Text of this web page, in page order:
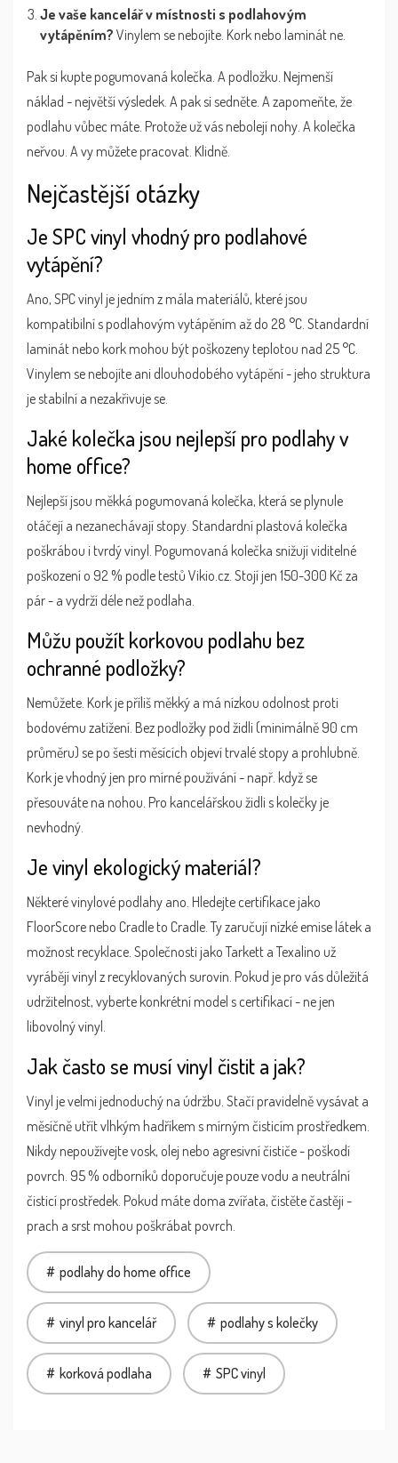
Je vaše kancelář v místnosti s podlahovým
vytápěním? Vinylem se nebojíte. Kork nebo laminát ne.
Pak si kupte pogumovaná kolečka. A podložku. Nejmenší
náklad - největší výsledek. A pak si sedněte. A zapomeňte, že
podlahu vůbec máte. Protože už vás nebolejí nohy. A kolečka
neřvou. A vy můžete pracovat. Klidně.
Nejčastější otázky
Je SPC vinyl vhodný pro podlahové
vytápění?
Ano, SPC vinyl je jedním z mála materiálů, které jsou
kompatibilní s podlahovým vytápěním až do 28 °C. Standardní
laminát nebo kork mohou být poškozeny teplotou nad 25 °C.
Vinylem se nebojíte ani dlouhodobého vytápění - jeho struktura
je stabilní a nezakřivuje se.
Jaké kolečka jsou nejlepší pro podlahy v
home office?
Nejlepší jsou měkká pogumovaná kolečka, která se plynule
otáčejí a nezanechávají stopy. Standardní plastová kolečka
poškrábou i tvrdý vinyl. Pogumovaná kolečka snižují viditelné
poškození o 92 % podle testů Vikio.cz. Stojí jen 150-300 Kč za
pár - a vydrží déle než podlaha.
Můžu použít korkovou podlahu bez
ochranné podložky?
Nemůžete. Kork je příliš měkký a má nízkou odolnost proti
bodovému zatížení. Bez podložky pod židli (minimálně 90 cm
průměru) se po šesti měsících objeví trvalé stopy a prohlubně.
Kork je vhodný jen pro mírné používání - např. když se
přesouváte na nohou. Pro kancelářskou židli s kolečky je
nevhodný.
Je vinyl ekologický materiál?
Některé vinylové podlahy ano. Hledejte certifikace jako
FloorScore nebo Cradle to Cradle. Ty zaručují nízké emise látek a
možnost recyklace. Společnosti jako Tarkett a Texalino už
vyrábějí vinyl z recyklovaných surovin. Pokud je pro vás důležitá
udržitelnost, vyberte konkrétní model s certifikací - ne jen
libovolný vinyl.
Jak často se musí vinyl čistit a jak?
Vinyl je velmi jednoduchý na údržbu. Stačí pravidelně vysávat a
měsíčně utřít vlhkým hadříkem s mírným čisticím prostředkem.
Nikdy nepoužívejte vosk, olej nebo agresivní čističe - poškodí
povrch. 95 % odborníků doporučuje pouze vodu a neutrální
čisticí prostředek. Pokud máte doma zvířata, čistěte častěji -
prach a srst mohou poškrábat povrch.
podlahy do home office
vinyl pro kancelář podlahy s kolečky
korková podlaha SPC vinyl